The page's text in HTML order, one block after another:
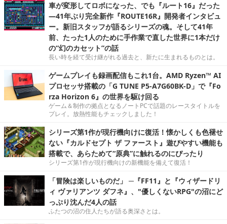
車が変形してロボになった、でも『ルート16』だった
―41年ぶり完全新作『ROUTE16R』開発者インタビュ
ー。新旧スタッフが語るシリーズの魂。そして41年
前、たった1人のために手作業で直した世界に1本だけ
の“幻のカセット”の話
長い時を経て受け継がれる過去と、新たに生まれるものとは。
ゲームプレイも録画配信もこれ1台。AMD Ryzen™ AI
プロセッサ搭載の「G TUNE P5-A7G60BK-D」で『Fo
rza Horizon 6』の世界を駆け回る
ゲーム＆制作の拠点となるノートPCで話題のレースタイトルを
プレイ。放熱性能もチェックしました！
シリーズ第1作が現行機向けに復活！懐かしくも色褪せ
ない『カルドセプト ザ ファースト』遊びやすい機能も
搭載で、あらためて“原典”に触れるのにぴったり
シリーズ第1作が現行機向けの新機能を備えて復活！
「冒険は楽しいものだ」 ─『FF11』と『ウィザードリ
ィ ヴァリアンツ ダフネ』、"優しくないRPG"の沼にど
っぷり沈んだ4人の話
ふたつの沼の住人たちが語る奥深さとは。